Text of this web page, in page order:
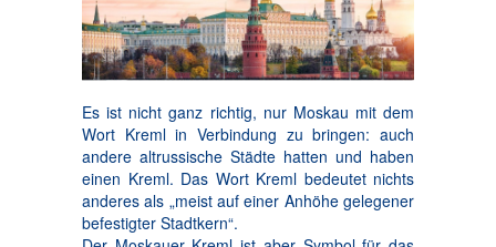
Es ist nicht ganz richtig, nur Moskau mit dem
Wort Kreml in Verbindung zu bringen: auch
andere altrussische Städte hatten und haben
einen Kreml. Das Wort Kreml bedeutet nichts
anderes als „meist auf einer Anhöhe gelegener
befestigter Stadtkern“.